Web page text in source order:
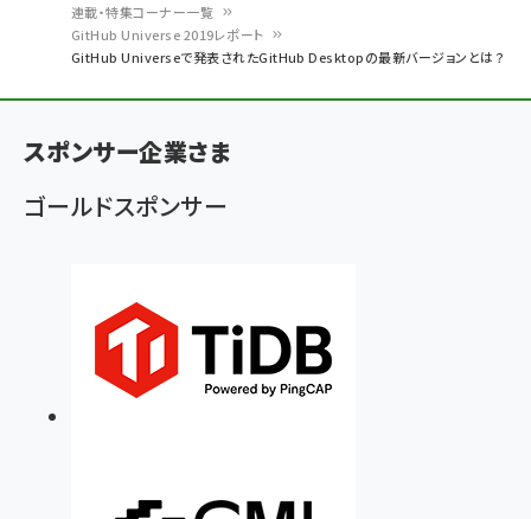
く
ず
連載・特集コーナー一覧
GitHub Universe 2019レポート
GitHub Universeで発表されたGitHub Desktopの最新バージョンとは？
スポンサー企業さま
ゴールドスポンサー